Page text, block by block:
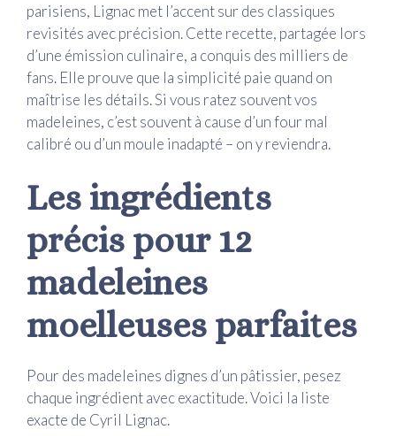
parisiens, Lignac met l’accent sur des classiques
revisités avec précision. Cette recette, partagée lors
d’une émission culinaire, a conquis des milliers de
fans. Elle prouve que la simplicité paie quand on
maîtrise les détails. Si vous ratez souvent vos
madeleines, c’est souvent à cause d’un four mal
calibré ou d’un moule inadapté – on y reviendra.
Les ingrédients
précis pour 12
madeleines
moelleuses parfaites
Pour des madeleines dignes d’un pâtissier, pesez
chaque ingrédient avec exactitude. Voici la liste
exacte de Cyril Lignac.